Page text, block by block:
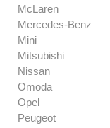
McLaren
Mercedes-Benz
Mini
Mitsubishi
Nissan
Omoda
Opel
Peugeot